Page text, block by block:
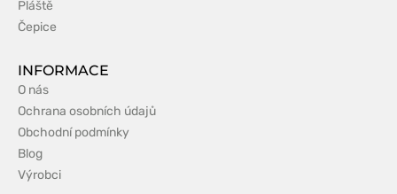
Pláště
Čepice
INFORMACE
O nás
Ochrana osobních údajů
Obchodní podmínky
Blog
Výrobci